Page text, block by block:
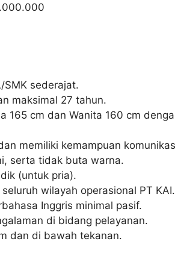
SMK sederajat.
maksimal 27 tahun.
165 cm dan Wanita 160 cm
memiliki kemampuan
serta tidak buta warna.
(untuk pria).
wilayah operasional PT KAI.
Inggris minimal pasif.
di bidang pelayanan.
dan di bawah tekanan.